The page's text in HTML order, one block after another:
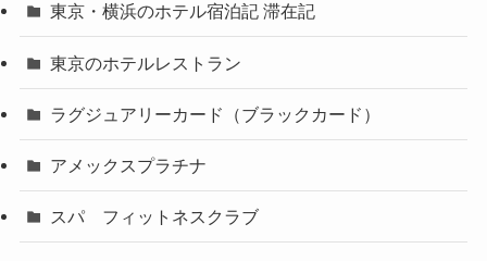
東京・横浜のホテル宿泊記 滞在記
東京のホテルレストラン
ラグジュアリーカード（ブラックカード）
アメックスプラチナ
スパ フィットネスクラブ